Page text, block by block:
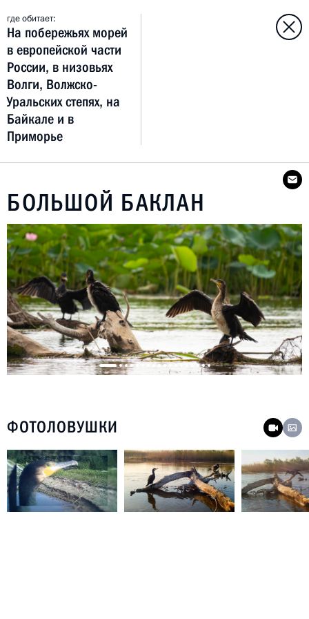
где обитает:
На побережьях морей
в европейской части
России, в низовьях
Волги, Волжско-
Уральских степях, на
Байкале и в
Приморье
БОЛЬШОЙ БАКЛАН
ФОТОЛОВУШКИ